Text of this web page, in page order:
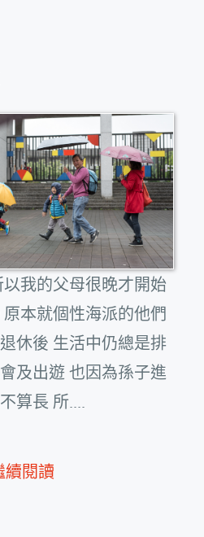
我的父母很晚才開始
本就個性海派的他們
休後 生活中仍總是排
及出遊 也因為孫子進
算長 所....
續閱讀